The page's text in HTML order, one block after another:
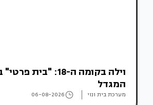
וילה בקומה ה-18: "בית
המגדל
מערכת בית ונוי 06-08-2026